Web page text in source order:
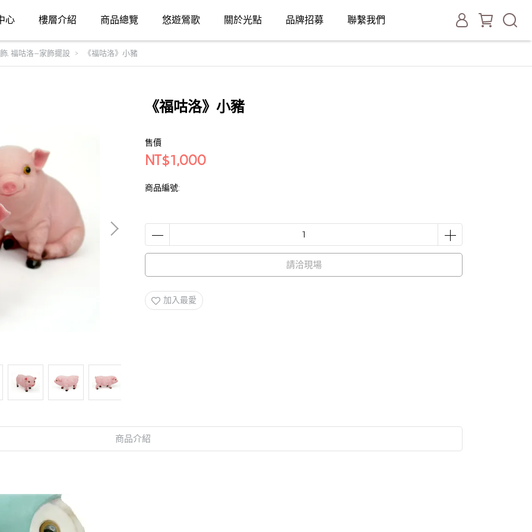
心 樓層介紹 商品總覽 悠遊鶯歌 關於光點 品牌招募 聯繫我們
, 福咕洛—家飾擺設 《福咕洛》小豬
《福咕洛》小豬
售價
NT$1,000
商品編號:
請洽現場
加入最愛
商品介紹